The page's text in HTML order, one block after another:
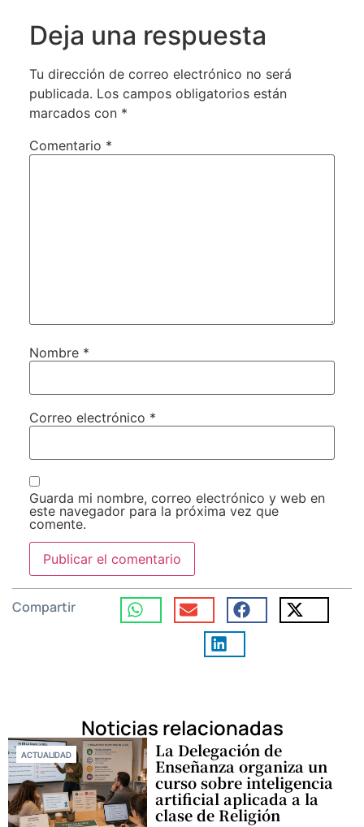
Deja una respuesta
Tu dirección de correo electrónico no será
publicada. Los campos obligatorios están
marcados con *
Comentario *
Nombre *
Correo electrónico *
Guarda mi nombre, correo electrónico y web en
este navegador para la próxima vez que
comente.
Compartir
Noticias relacionadas
ACTUALIDAD La Delegación de
Enseñanza organiza un
curso sobre inteligencia
artificial aplicada a la
clase de Religión